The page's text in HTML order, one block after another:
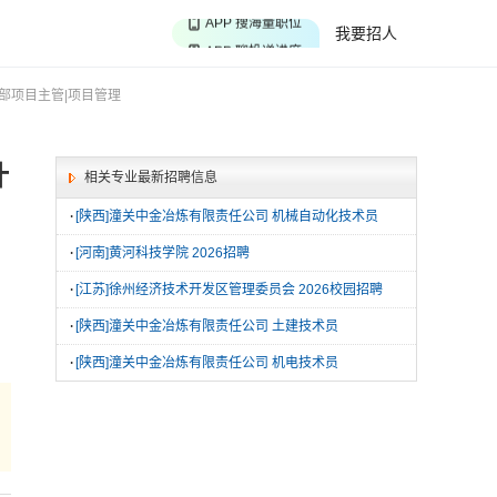
我要招人
APP 聊投递进度
项目主管|项目管理
相关专业最新招聘信息
· [陕西]潼关中金冶炼有限责任公司 机械自动化技术员
· [河南]黄河科技学院 2026招聘
· [江苏]徐州经济技术开发区管理委员会 2026校园招聘
· [陕西]潼关中金冶炼有限责任公司 土建技术员
· [陕西]潼关中金冶炼有限责任公司 机电技术员